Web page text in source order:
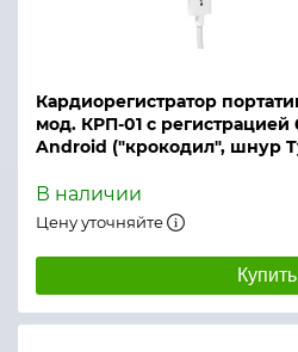
Кардиорегистратор
мод. КРП-01 с регистрацией
Android ("крокодил", шнур
В наличии
Цену уточняйте
Купить